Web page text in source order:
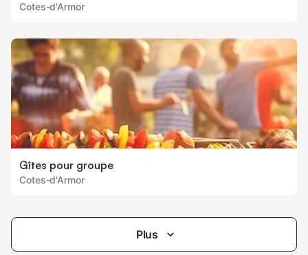
Cotes-d'Armor
Gîtes pour groupe
Cotes-d'Armor
Plus